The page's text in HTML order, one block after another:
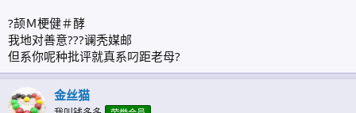
?颉Ｍ梗健＃酵
我地对善意???谰秃媒邮
但系你呢种批评就真系叼距老母?
金丝猫